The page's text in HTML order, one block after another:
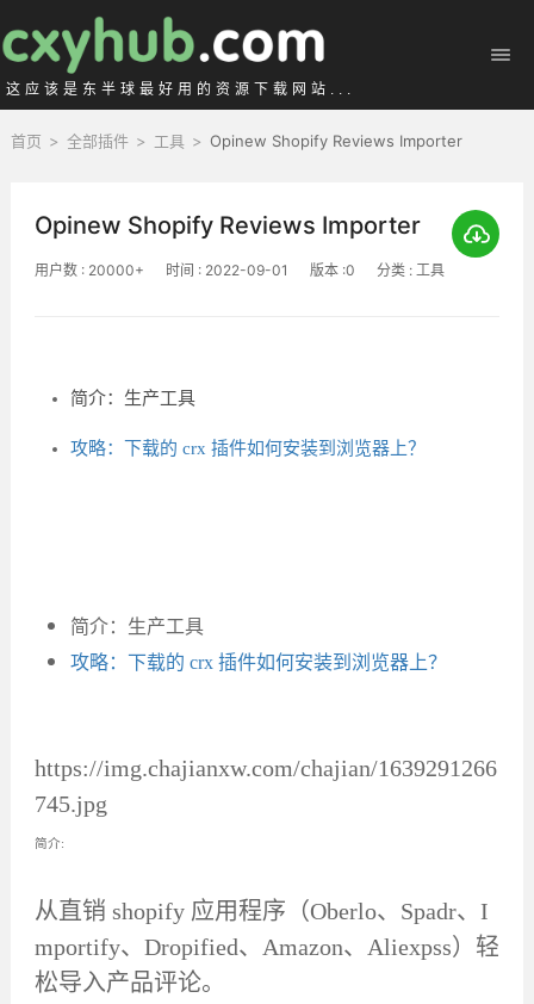
这应该是东半球最好用的资源下载网站...
首页 > 全部插件 > 工具 > Opinew Shopify Reviews Importer
Opinew Shopify Reviews Importer
用户数 : 20000+ 时间 : 2022-09-01 版本 :0 分类 : 工具
简介：生产工具
攻略：下载的 crx 插件如何安装到浏览器上？
简介：生产工具
攻略：下载的 crx 插件如何安装到浏览器上？
https://img.chajianxw.com/chajian/1639291266
745.jpg
简介:
从直销 shopify 应用程序（Oberlo、Spadr、I
mportify、Dropified、Amazon、Aliexpss）轻
松导入产品评论。